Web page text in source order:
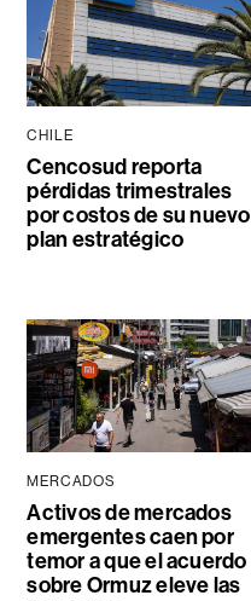
CHILE
Cencosud reporta
pérdidas trimestrales
por costos de su nuevo
plan estratégico
MERCADOS
Activos de mercados
emergentes caen por
temor a que el acuerdo
sobre Ormuz eleve las